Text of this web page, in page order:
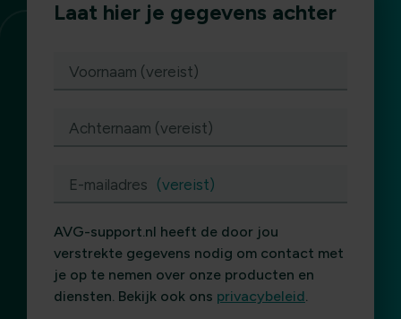
Laat hier je gegevens achter
Voornaam (vereist)
Achternaam (vereist)
E-mailadres (vereist)
AVG-support.nl heeft de door jou
verstrekte gegevens nodig om contact met
je op te nemen over onze producten en
diensten. Bekijk ook ons privacybeleid.